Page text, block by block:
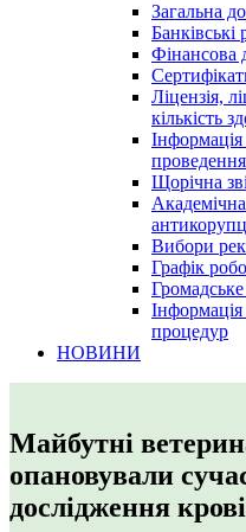
Загальна
Банківські
Фінансова
Ліцензія,
кількість
Щорічна
Вибори
Графік
процедур
НОВИНИ
Майбутні
опановували
дослідження крові